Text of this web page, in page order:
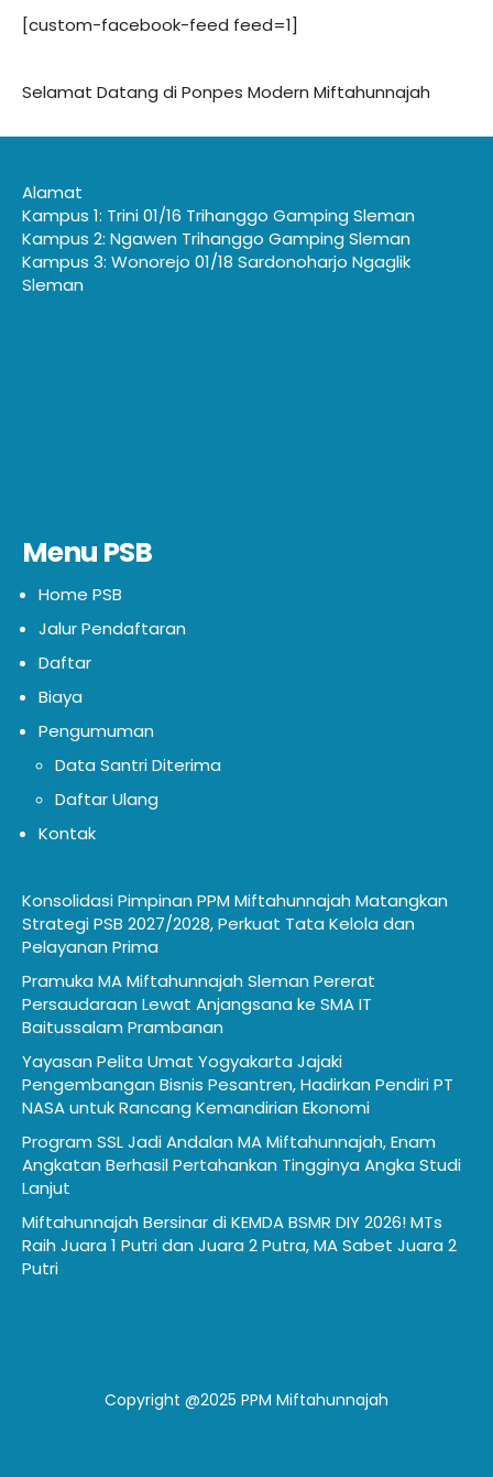
[custom-facebook-feed feed=1]
Selamat Datang di Ponpes Modern Miftahunnajah
Alamat
Kampus 1: Trini 01/16 Trihanggo Gamping Sleman
Kampus 2: Ngawen Trihanggo Gamping Sleman
Kampus 3: Wonorejo 01/18 Sardonoharjo Ngaglik
Sleman
Menu PSB
Home PSB
Jalur Pendaftaran
Daftar
Biaya
Pengumuman
Data Santri Diterima
Daftar Ulang
Kontak
Konsolidasi Pimpinan PPM Miftahunnajah Matangkan
Strategi PSB 2027/2028, Perkuat Tata Kelola dan
Pelayanan Prima
Pramuka MA Miftahunnajah Sleman Pererat
Persaudaraan Lewat Anjangsana ke SMA IT
Baitussalam Prambanan
Yayasan Pelita Umat Yogyakarta Jajaki
Pengembangan Bisnis Pesantren, Hadirkan Pendiri PT
NASA untuk Rancang Kemandirian Ekonomi
Program SSL Jadi Andalan MA Miftahunnajah, Enam
Angkatan Berhasil Pertahankan Tingginya Angka Studi
Lanjut
Miftahunnajah Bersinar di KEMDA BSMR DIY 2026! MTs
Raih Juara 1 Putri dan Juara 2 Putra, MA Sabet Juara 2
Putri
Copyright @2025 PPM Miftahunnajah